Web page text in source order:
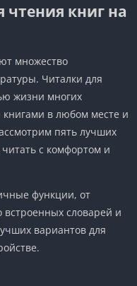
книг на
множество
Читалки для
жизни многих
книгами в любом месте и
пять лучших
с комфортом и
функции, от
словарей и
вариантов для